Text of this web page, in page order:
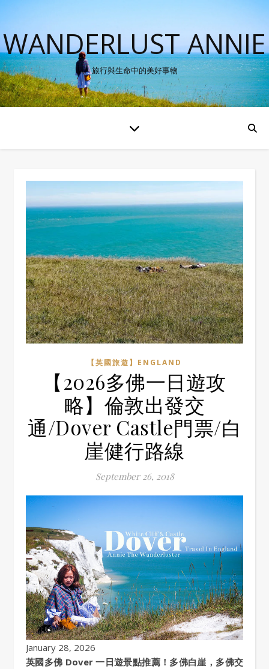
WANDERLUST ANNIE
旅行與生命中的美好事物
【英國旅遊】ENGLAND
【2026多佛一日遊攻
略】倫敦出發交
通/Dover Castle門票/白
崖健行路線
September 26, 2018
January 28, 2026
英國多佛 Dover 一日遊景點推薦！多佛白崖，多佛交